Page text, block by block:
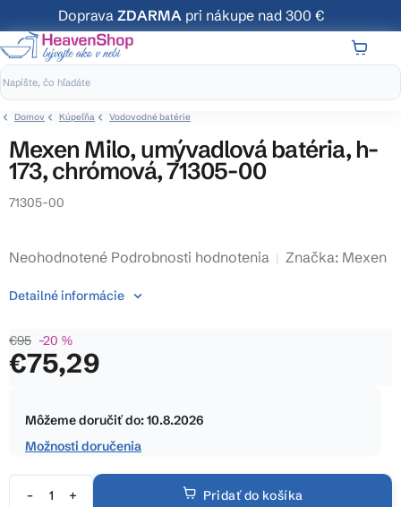
na
obsah
Doprava ZDARMA pri nákupe nad 300 €
Domov Kúpeľňa Vodovodné batérie
Mexen Milo, umývadlová batéria, h-
173, chrómová, 71305-00
71305-00
Priemerné
produktu
0,0
z
Neohodnotené Podrobnosti hodnotenia Značka: Mexen
€95 –20 %
€75,29
cena:
Môžeme doručiť do:10.8.2026
Možnosti doručenia
Pridať do košíka
Detailné informácie